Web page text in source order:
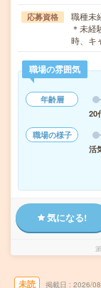
応募資格
職種未
＊未経
時、キ
職場の雰囲気
年齢層
20
職場の様子
活
気になる!
未読 掲載日 2026/